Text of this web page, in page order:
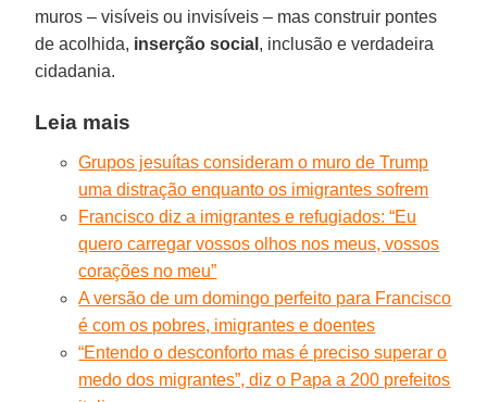
muros – visíveis ou invisíveis – mas construir pontes
de acolhida, inserção social , inclusão e verdadeira
cidadania.
Leia mais
Grupos jesuítas consideram o muro de Trump
uma distração enquanto os imigrantes sofrem
Francisco diz a imigrantes e refugiados: “Eu
quero carregar vossos olhos nos meus, vossos
corações no meu”
A versão de um domingo perfeito para Francisco
é com os pobres, imigrantes e doentes
“Entendo o desconforto mas é preciso superar o
medo dos migrantes”, diz o Papa a 200 prefeitos